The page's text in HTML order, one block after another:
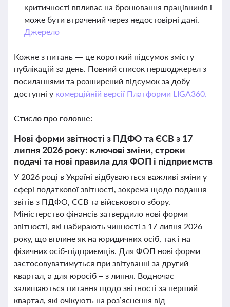
критичності впливає на бронювання працівників і
може бути втрачений через недостовірні дані.
Джерело
Кожне з питань — це короткий підсумок змісту
публікацій за день. Повний список першоджерел з
посиланнями та розширений підсумок за добу
доступні у комерційній версії Платформи LIGA360.
Стисло про головне:
Нові форми звітності з ПДФО та ЄСВ з 17
липня 2026 року: ключові зміни, строки
подачі та нові правила для ФОП і підприємств
У 2026 році в Україні відбуваються важливі зміни у
сфері податкової звітності, зокрема щодо подання
звітів з ПДФО, ЄСВ та військового збору.
Міністерство фінансів затвердило нові форми
звітності, які набирають чинності з 17 липня 2026
року, що вплине як на юридичних осіб, так і на
фізичних осіб-підприємців. Для ФОП нові форми
застосовуватимуться при звітуванні за другий
квартал, а для юросіб – з липня. Водночас
залишаються питання щодо звітності за перший
квартал, які очікують на роз’яснення від